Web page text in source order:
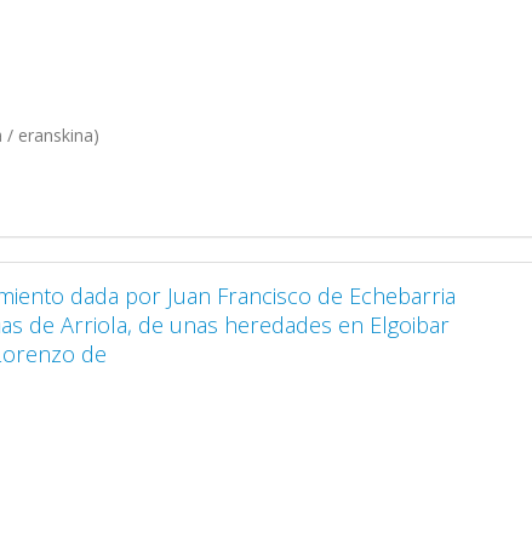
/ eranskina)
dada por Juan Francisco de Echebarria
de Arriola, de unas heredades en Elgoibar
de